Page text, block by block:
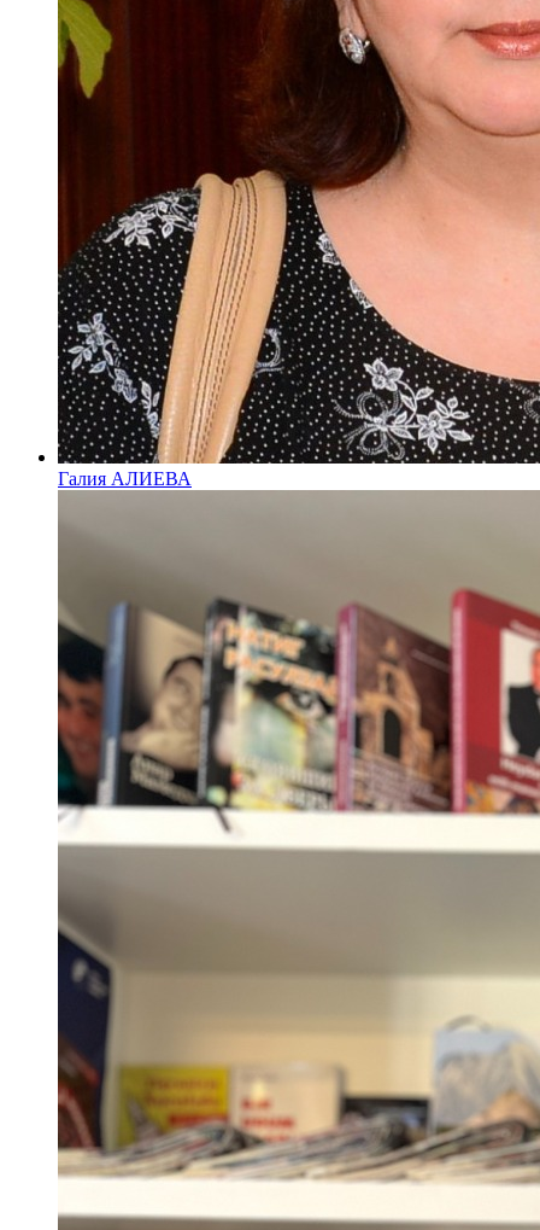
Галия АЛИЕВА